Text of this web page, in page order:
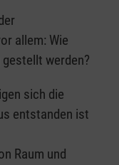
allem: Wie
werden?
sich die
entstanden ist
Raum und